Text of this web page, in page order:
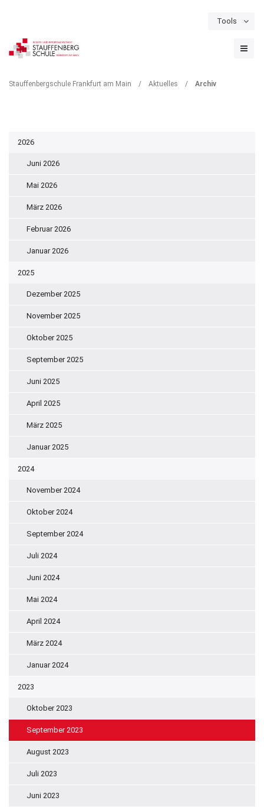
Tools
Schulportal Termine
Stauffenbergschule Frankfurt am Main / Aktuelles / Archiv
2026
Juni 2026
Mai 2026
März 2026
Februar 2026
Januar 2026
2025
Dezember 2025
November 2025
Oktober 2025
September 2025
Juni 2025
April 2025
März 2025
Januar 2025
2024
November 2024
Oktober 2024
September 2024
Juli 2024
Juni 2024
Mai 2024
April 2024
März 2024
Januar 2024
2023
Oktober 2023
September 2023
August 2023
Juli 2023
Juni 2023